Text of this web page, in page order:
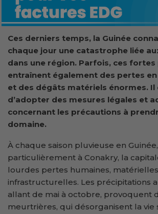
Ces derniers temps, la Guinée
chaque jour une catastrophe liée
dans une région. Parfois, ces fortes
entraînent également des pertes
et des dégâts matériels énormes. Il
d’adopter des mesures légales et
concernant les précautions à
domaine.
À chaque saison pluvieuse en Guinée,
particulièrement à Conakry, la
lourdes pertes humaines,
infrastructurelles. Les précipitations
allant de mai à octobre, provoquent
meurtrières, qui désorganisent la vie